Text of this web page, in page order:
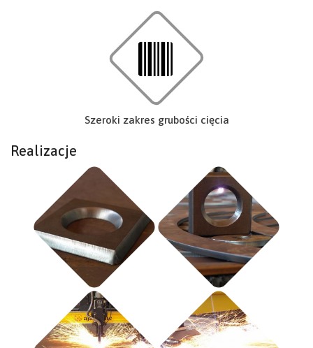
Szeroki zakres grubości cięcia
Realizacje